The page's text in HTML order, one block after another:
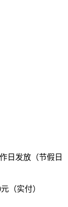
日发放（节假日
（实付）